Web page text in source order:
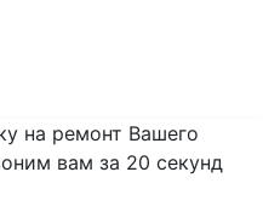
на ремонт Вашего
вам за 20 секунд